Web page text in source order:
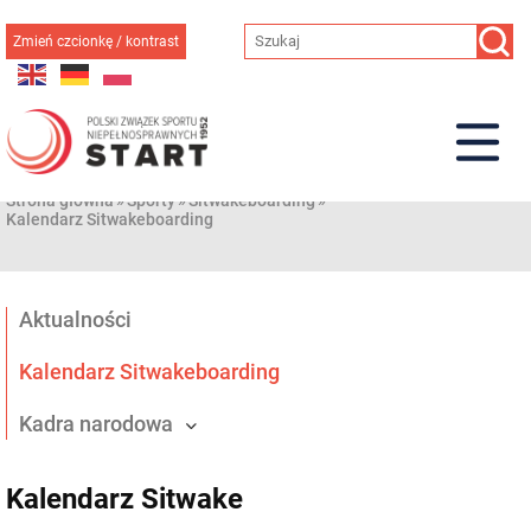
do
treści
Zmień czcionkę / kontrast
Strona główna»Sporty»Sitwakeboarding»
Kalendarz Sitwakeboarding
Aktualności
Kalendarz Sitwakeboarding
Kadra narodowa
Kalendarz Sitwake